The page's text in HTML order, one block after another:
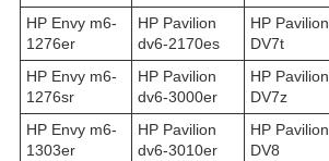
HP Envy m6-
1276er
HP Pavilion
dv6-2170es
HP Pavilion
DV7t
HP Envy m6-
1276sr
HP Pavilion
dv6-3000er
HP Pavilion
DV7z
HP Envy m6-
1303er
HP Pavilion
dv6-3010er
HP Pavilion
DV8